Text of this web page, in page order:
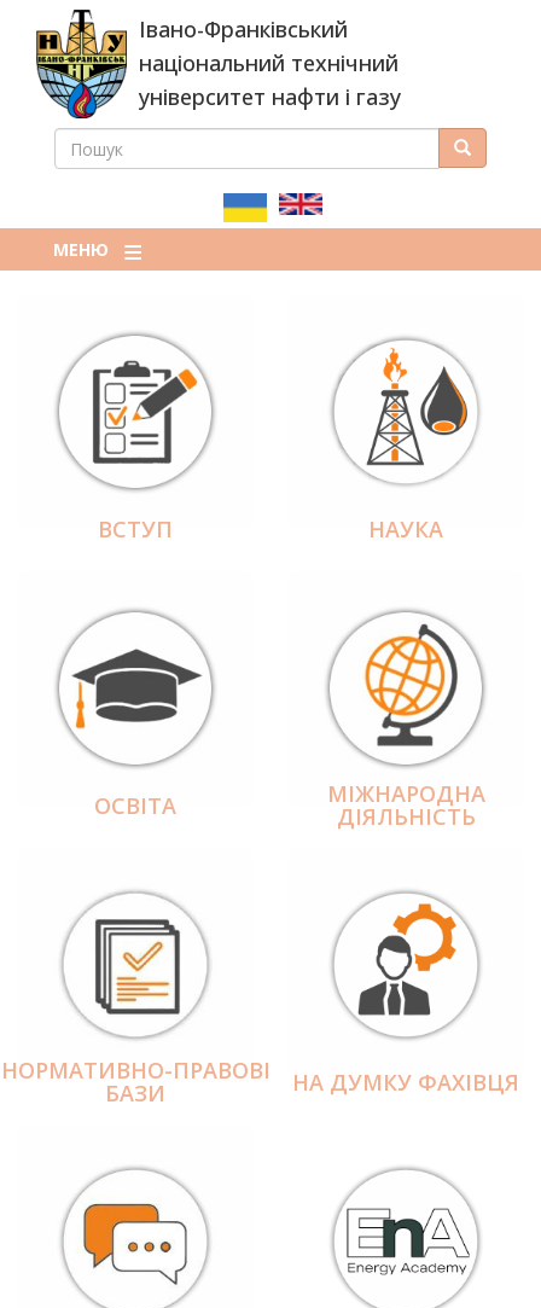
основного
вмісту
Івано-Франківський
національний технічний
університет нафти і газу
ПОШУКОВА
ПОШУК Пошук
МЕНЮ
ВСТУП НАУКА
ОСВІТА МІЖНАРОДНА
ДІЯЛЬНІCТЬ
НОРМАТИВНО-ПРАВОВІ
БАЗИ НА ДУМКУ ФАХІВЦЯ